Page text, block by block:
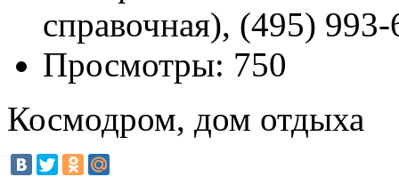
справочная), (495)
Просмотры: 750
Космодром, дом отдыха